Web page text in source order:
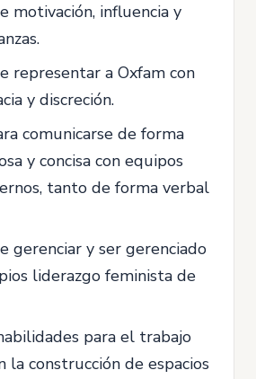
motivación, influencia y
representar a Oxfam con
y discreción.
comunicarse de forma
y concisa con equipos
tanto de forma verbal
gerenciar y ser gerenciado
liderazgo feminista de
para el trabajo
la construcción de espacios